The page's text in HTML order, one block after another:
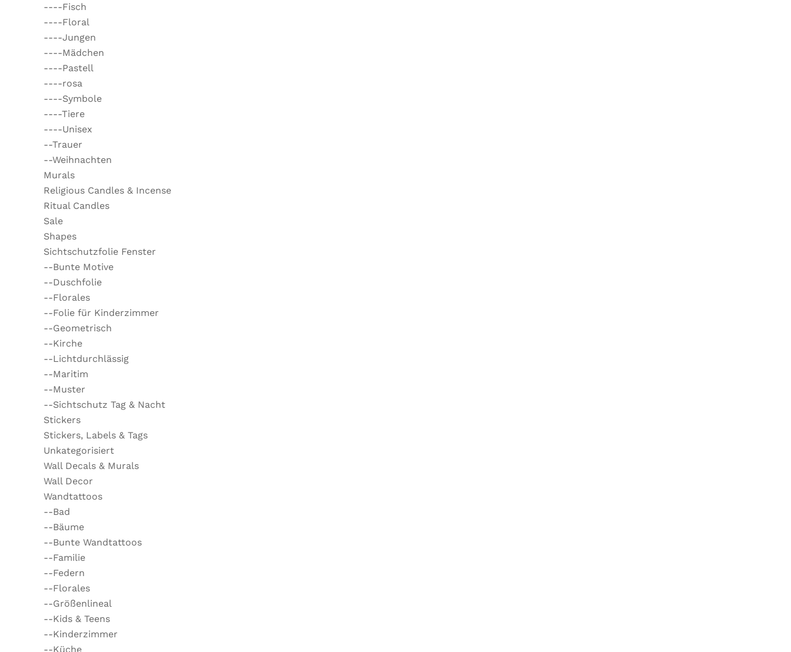
----Fisch
----Floral
----Jungen
----Mädchen
----Pastell
----rosa
----Symbole
----Tiere
----Unisex
--Trauer
--Weihnachten
Murals
Religious Candles & Incense
Ritual Candles
Sale
Shapes
Sichtschutzfolie Fenster
--Bunte Motive
--Duschfolie
--Florales
--Folie für Kinderzimmer
--Geometrisch
--Kirche
--Lichtdurchlässig
--Maritim
--Muster
--Sichtschutz Tag & Nacht
Stickers
Stickers, Labels & Tags
Unkategorisiert
Wall Decals & Murals
Wall Decor
Wandtattoos
--Bad
--Bäume
--Bunte Wandtattoos
--Familie
--Federn
--Florales
--Größenlineal
--Kids & Teens
--Kinderzimmer
--Küche